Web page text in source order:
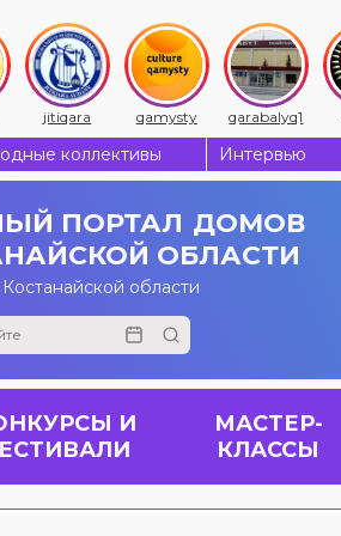
jitiqara qamysty qarabalyq1
коллективы Интервью
ПОРТАЛ ДОМОВ
ОБЛАСТИ
области
И
МАСТЕР-
КЛАССЫ